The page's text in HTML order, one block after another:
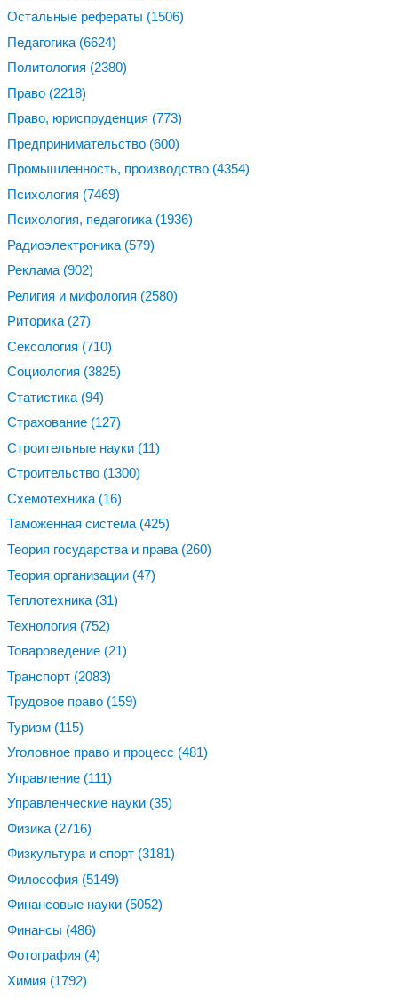
Остальные рефераты (1506)
Педагогика (6624)
Политология (2380)
Право (2218)
Право, юриспруденция (773)
Предпринимательство (600)
Промышленность, производство (4354)
Психология (7469)
Психология, педагогика (1936)
Радиоэлектроника (579)
Реклама (902)
Религия и мифология (2580)
Риторика (27)
Сексология (710)
Социология (3825)
Статистика (94)
Страхование (127)
Строительные науки (11)
Строительство (1300)
Схемотехника (16)
Таможенная система (425)
Теория государства и права (260)
Теория организации (47)
Теплотехника (31)
Технология (752)
Товароведение (21)
Транспорт (2083)
Трудовое право (159)
Туризм (115)
Уголовное право и процесс (481)
Управление (111)
Управленческие науки (35)
Физика (2716)
Физкультура и спорт (3181)
Философия (5149)
Финансовые науки (5052)
Финансы (486)
Фотография (4)
Химия (1792)